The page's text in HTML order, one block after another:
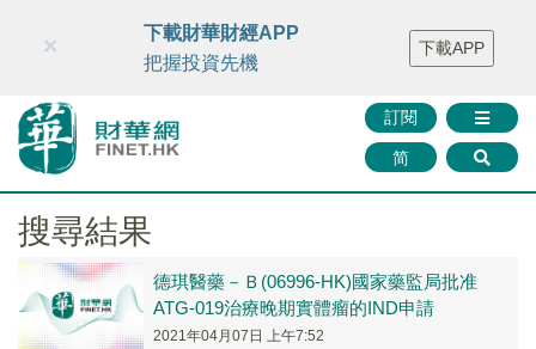
財華智庫網 FINTV FINMETA 財華證券 媒體矩陣
智庫沙龍
聯絡我們
訂閱
简
×
下載財華財經APP
把握投資先機
下載APP
搜尋結果
德琪醫藥－Ｂ(06996-HK)國家藥監局批准
ATG-019治療晚期實體瘤的IND申請
2021年04月07日 上午7:52